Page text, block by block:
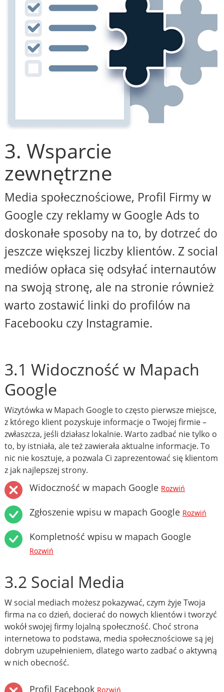
3. Wsparcie
zewnętrzne
Media społecznościowe, Profil Firmy w
Google czy reklamy w Google Ads to
doskonałe sposoby na to, by dotrzeć do
jeszcze większej liczby klientów. Z social
mediów opłaca się odsyłać internautów
na swoją stronę, ale na stronie również
warto zostawić linki do profilów na
Facebooku czy Instagramie.
3.1 Widoczność w Mapach
Google
Wizytówka w Mapach Google to często pierwsze miejsce,
z którego klient pozyskuje informacje o Twojej firmie –
zwłaszcza, jeśli działasz lokalnie. Warto zadbać nie tylko o
to, by istniała, ale też zawierała aktualne informacje. To
nic nie kosztuje, a pozwala Ci zaprezentować się klientom
z jak najlepszej strony.
Widoczność w mapach Google Rozwiń
Zgłoszenie wpisu w mapach Google Rozwiń
Kompletność wpisu w mapach Google
Rozwiń
3.2 Social Media
W social mediach możesz pokazywać, czym żyje Twoja
firma na co dzień, docierać do nowych klientów i tworzyć
wokół swojej firmy lojalną społeczność. Choć strona
internetowa to podstawa, media społecznościowe są jej
dobrym uzupełnieniem, dlatego warto zadbać o aktywną
w nich obecność.
Profil Facebook